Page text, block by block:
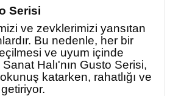
Serisi
ve zevklerimizi yansıtan
Bu nedenle, her bir
ve uyum içinde
Halı'nın Gusto Serisi,
katarken, rahatlığı ve